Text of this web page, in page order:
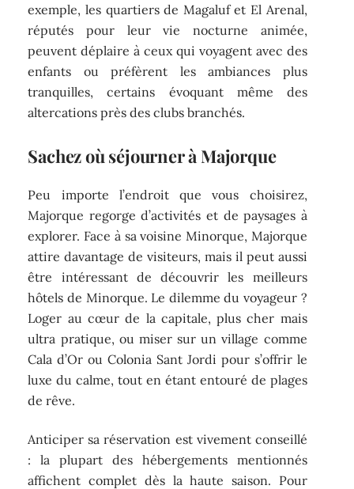
exemple, les quartiers de Magaluf et El Arenal,
réputés pour leur vie nocturne animée,
peuvent déplaire à ceux qui voyagent avec des
enfants ou préfèrent les ambiances plus
tranquilles, certains évoquant même des
altercations près des clubs branchés.
Sachez où séjourner à Majorque
Peu importe l’endroit que vous choisirez,
Majorque regorge d’activités et de paysages à
explorer. Face à sa voisine Minorque, Majorque
attire davantage de visiteurs, mais il peut aussi
être intéressant de découvrir les meilleurs
hôtels de Minorque. Le dilemme du voyageur ?
Loger au cœur de la capitale, plus cher mais
ultra pratique, ou miser sur un village comme
Cala d’Or ou Colonia Sant Jordi pour s’offrir le
luxe du calme, tout en étant entouré de plages
de rêve.
Anticiper sa réservation est vivement conseillé
: la plupart des hébergements mentionnés
affichent complet dès la haute saison. Pour